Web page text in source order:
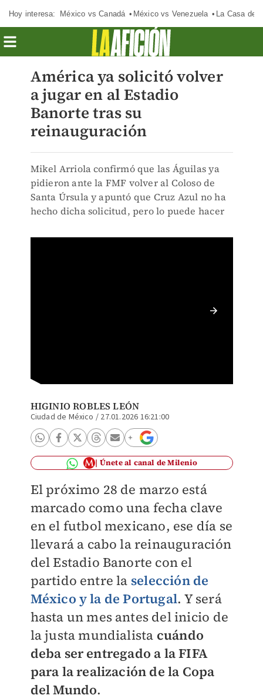
Hoy interesa: México vs Canadá México vs Venezuela La Casa de
América ya solicitó volver
a jugar en al Estadio
Banorte tras su
reinauguración
Mikel Arriola confirmó que las Águilas ya
pidieron ante la FMF volver al Coloso de
Santa Úrsula y apuntó que Cruz Azul no ha
hecho dicha solicitud, pero lo puede hacer
HIGINIO ROBLES LEÓN
Ciudad de México / 27.01.2026 16:21:00
Únete al canal de Milenio
El próximo 28 de marzo está
marcado como una fecha clave
en el futbol mexicano, ese día se
llevará a cabo la reinauguración
del Estadio Banorte con el
partido entre la selección de
México y la de Portugal. Y será
hasta un mes antes del inicio de
la justa mundialista cuándo
deba ser entregado a la FIFA
para la realización de la Copa
del Mundo.